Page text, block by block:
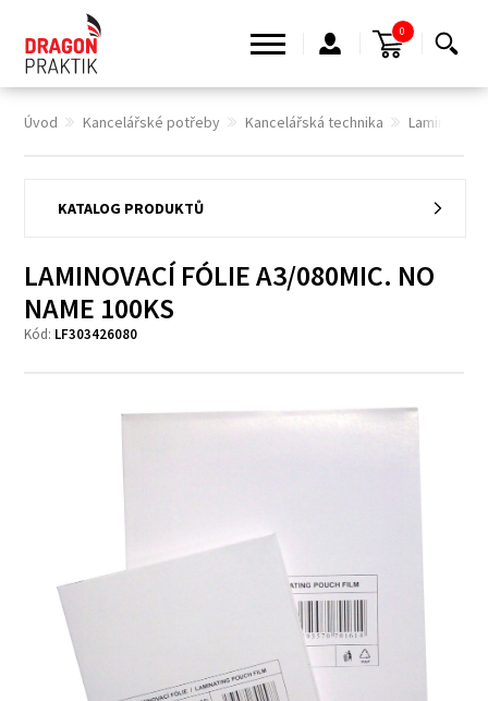
Úvod Kancelářské potřeby Kancelářská technika Laminovací
KATALOG PRODUKTŮ
LAMINOVACÍ FÓLIE A3/080MIC. NO
NAME 100KS
Kód: LF303426080
0